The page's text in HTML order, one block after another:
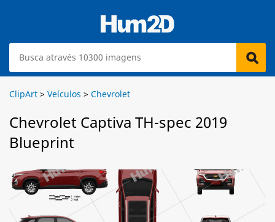
ClipArt > Veículos > Chevrolet
Chevrolet Captiva TH-spec 2019
Blueprint